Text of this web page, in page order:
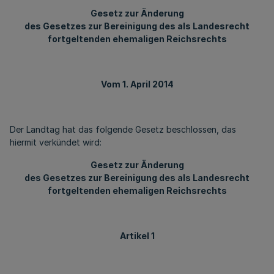
Gesetz zur Änderung
des Gesetzes zur Bereinigung des als Landesrecht
fortgeltenden ehemaligen Reichsrechts
Vom 1. April 2014
Der Landtag hat das folgende Gesetz beschlossen, das
hiermit verkündet wird:
Gesetz zur Änderung
des Gesetzes zur Bereinigung des als Landesrecht
fortgeltenden ehemaligen Reichsrechts
Artikel 1